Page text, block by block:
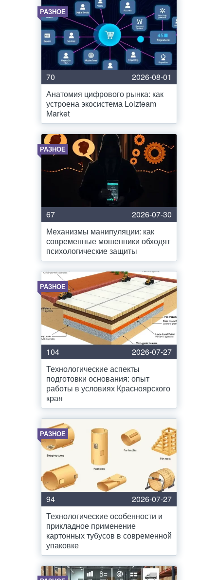
РАЗНОЕ
70
2026-08-01
Анатомия цифрового рынка: как
устроена экосистема Lolzteam
Market
РАЗНОЕ
67
2026-07-30
Механизмы манипуляции: как
современные мошенники обходят
психологические защиты
РАЗНОЕ
104
2026-07-27
Технологические аспекты
подготовки основания: опыт
работы в условиях Красноярского
края
РАЗНОЕ
94
2026-07-27
Технологические особенности и
прикладное применение
картонных тубусов в современной
упаковке